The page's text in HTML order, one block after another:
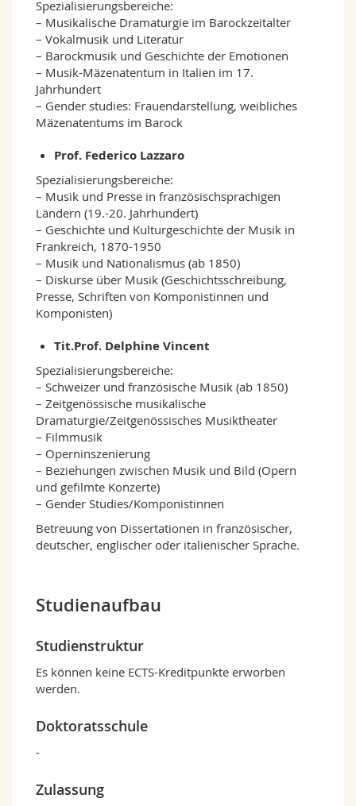
Spezialisierungsbereiche:
– Musikalische Dramaturgie im Barockzeitalter
– Vokalmusik und Literatur
– Barockmusik und Geschichte der Emotionen
– Musik-Mäzenatentum in Italien im 17.
Jahrhundert
– Gender studies: Frauendarstellung, weibliches
Mäzenatentums im Barock
Prof. Federico Lazzaro
Spezialisierungsbereiche:
– Musik und Presse in französischsprachigen
Ländern (19.-20. Jahrhundert)
– Geschichte und Kulturgeschichte der Musik in
Frankreich, 1870-1950
– Musik und Nationalismus (ab 1850)
– Diskurse über Musik (Geschichtsschreibung,
Presse, Schriften von Komponistinnen und
Komponisten)
Tit.Prof. Delphine Vincent
Spezialisierungsbereiche:
– Schweizer und französische Musik (ab 1850)
– Zeitgenössische musikalische
Dramaturgie/Zeitgenössisches Musiktheater
– Filmmusik
– Operninszenierung
– Beziehungen zwischen Musik und Bild (Opern
und gefilmte Konzerte)
– Gender Studies/Komponistinnen
Betreuung von Dissertationen in französischer,
deutscher, englischer oder italienischer Sprache.
Studienaufbau
Studienstruktur
Es können keine ECTS-Kreditpunkte erworben
werden.
Doktoratsschule
-
Zulassung